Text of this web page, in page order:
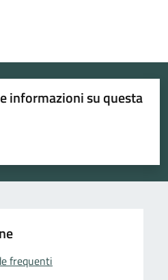
informazioni su questa
su 5
5
frequenti